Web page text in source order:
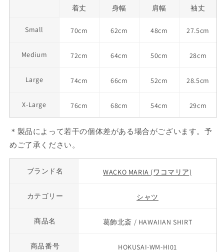
着丈 身幅 肩幅 袖丈
Small 70cm 62cm 48cm 27.5cm
Medium 72cm 64cm 50cm 28cm
Large 74cm 66cm 52cm 28.5cm
X-Large 76cm 68cm 54cm 29cm
＊製品によって若干の個体差がある場合がございます。予
めご了承ください。
ブランド名 WACKO MARIA (ワコマリア)
カテゴリー シャツ
商品名 葛飾北斎 / HAWAIIAN SHIRT
商品番号 HOKUSAI-WM-HI01